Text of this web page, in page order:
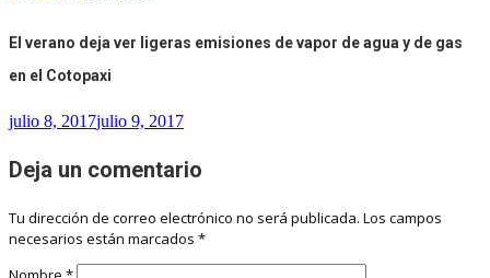
El verano deja ver ligeras emisiones de vapor de agua y de gas
en el Cotopaxi
julio 8, 2017julio 9, 2017
Deja un comentario
Tu dirección de correo electrónico no será publicada. Los campos
necesarios están marcados *